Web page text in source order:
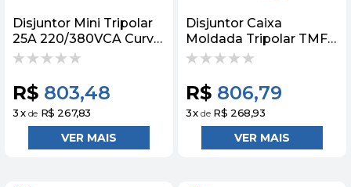
Disjuntor Mini Tripolar
25A 220/380VCA Curva
C 4,5KA 5SL33257MB
R$ 803,48
3x de R$ 267,83
Disjuntor Caixa
Moldada Tripolar TMF
415V 200A 36KA
R$ 806,79
3x de R$ 268,93